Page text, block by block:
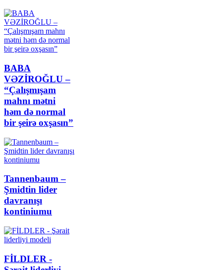
BABA
VƏZİROĞLU –
“Çalışmışam
mahnı mətni
həm də normal
bir şeirə oxşasın”
Tannenbaum –
Şmidtin lider
davranışı
kontiniumu
FİLDLER -